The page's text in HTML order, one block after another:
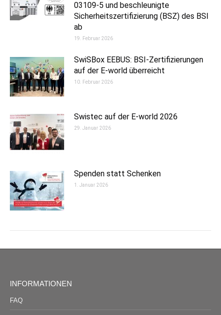
03109-5 und beschleunigte
Sicherheitszertifizierung (BSZ) des BSI
ab
19. Februar 2026
SwiSBox EEBUS: BSI-Zertifizierungen
auf der E-world überreicht
10. Februar 2026
Swistec auf der E-world 2026
29. Januar 2026
Spenden statt Schenken
1. Januar 2026
INFORMATIONEN
FAQ